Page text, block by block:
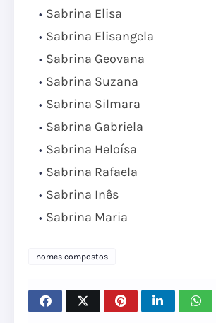
Sabrina Elisa
Sabrina Elisangela
Sabrina Geovana
Sabrina Suzana
Sabrina Silmara
Sabrina Gabriela
Sabrina Heloísa
Sabrina Rafaela
Sabrina Inês
Sabrina Maria
nomes compostos